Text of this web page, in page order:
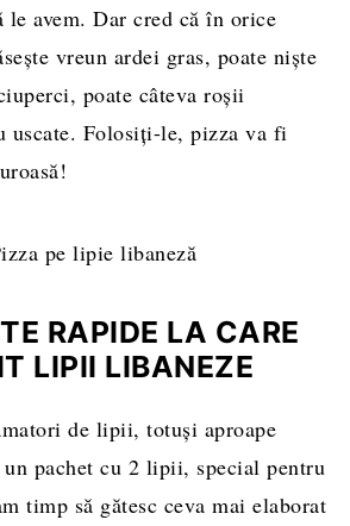
le avem. Dar cred că în orice
vreun ardei gras, poate niște
poate câteva roșii
uscate. Folosiți-le, pizza va fi
RAPIDE LA CARE
LIPII LIBANEZE
de lipii, totuși aproape
un pachet cu 2 lipii, special pentru
timp să gătesc ceva mai elaborat